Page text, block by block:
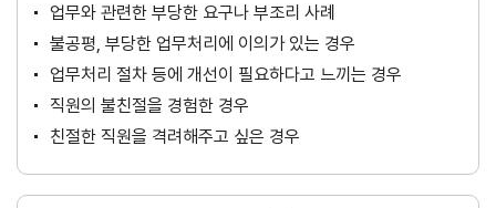
업무와 관련한 부당한 요구나 부조리 사례
불공평, 부당한 업무처리에 이의가 있는 경우
업무처리 절차 등에 개선이 필요하다고 느끼는 경우
직원의 불친절을 경험한 경우
친절한 직원을 격려해주고 싶은 경우